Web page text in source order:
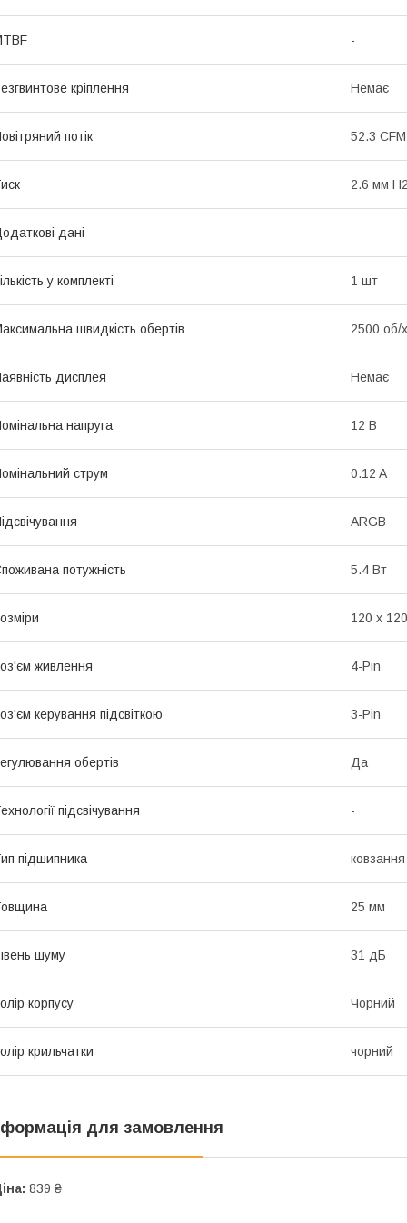
-
кріплення Немає
потік 52.3 CFM
2.6 мм
дані -
у комплекті 1 шт
швидкість обертів 2500 об/
дисплея Немає
напруга 12 В
струм 0.12 A
ARGB
потужність 5.4 Вт
120 х
живлення 4-Pin
керування підсвіткою 3-Pin
обертів Да
підсвічування -
підшипника
25 мм
шуму 31 дБ
корпусу Чорний
крильчатки чорний
для замовлення
839 ₴